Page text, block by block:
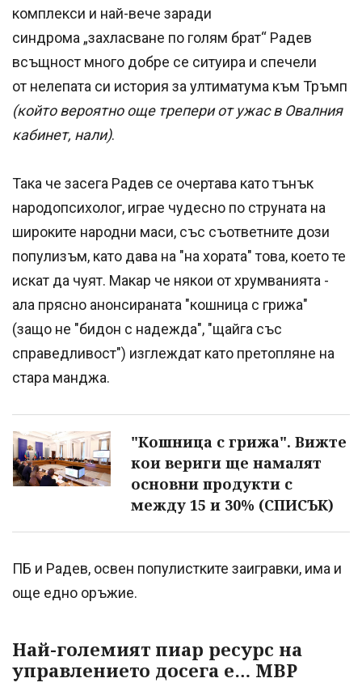
комплекси и най-вече заради
синдрома „захласване по голям брат“ Радев
всъщност много добре се ситуира и спечели
от нелепата си история за ултиматума към Тръмп
(който вероятно още трепери от ужас в Овалния
кабинет, нали).
Така че засега Радев се очертава като тънък
народопсихолог, играе чудесно по струната на
широките народни маси, със съответните дози
популизъм, като дава на "на хората" това, което те
искат да чуят. Макар че някои от хрумванията -
ала прясно анонсираната "кошница с грижа"
(защо не "бидон с надежда", "щайга със
справедливост") изглеждат като претопляне на
стара манджа.
"Кошница с грижа". Вижте
кои вериги ще намалят
основни продукти с
между 15 и 30% (СПИСЪК)
ПБ и Радев, освен популистките заигравки, има и
още едно оръжие.
Най-големият пиар ресурс на
управлението досега е… МВР